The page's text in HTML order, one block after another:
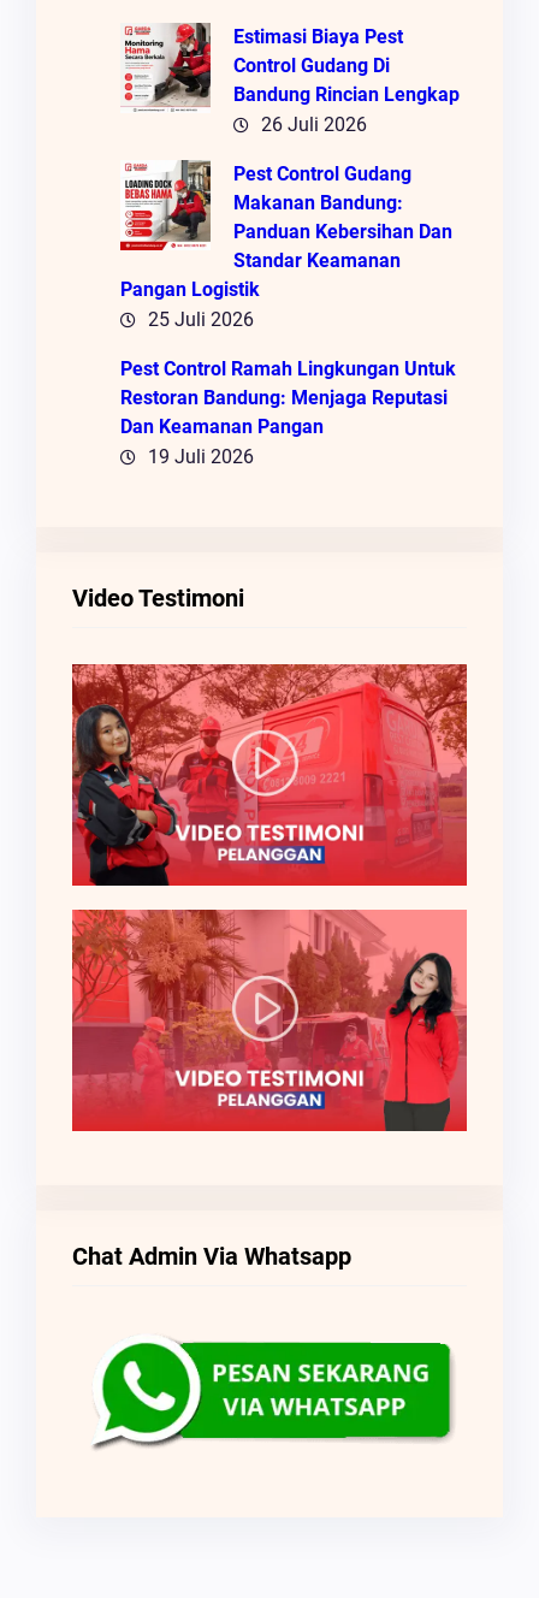
Estimasi Biaya Pest
Control Gudang Di
Bandung Rincian Lengkap
26 Juli 2026
Pest Control Gudang
Makanan Bandung:
Panduan Kebersihan Dan
Standar Keamanan
Pangan Logistik
25 Juli 2026
Pest Control Ramah Lingkungan Untuk
Restoran Bandung: Menjaga Reputasi
Dan Keamanan Pangan
19 Juli 2026
Video Testimoni
Chat Admin Via Whatsapp